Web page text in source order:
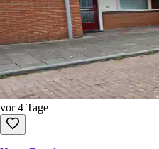
vor 4 Tage